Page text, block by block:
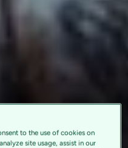
to the use of cookies on
site usage, assist in our